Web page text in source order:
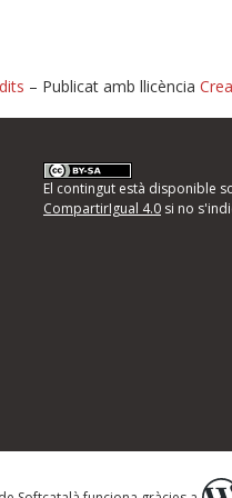
següents i descriviu quina és
– Publicat amb llicència
El contingut està disponible
CompartirIgual 4.0si no